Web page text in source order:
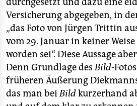
Versicherung abgegeben, in
„das Foto von Jürgen Trittin
vom 29. Januar in keiner
worden sei“. Diese Aussage
Denn Grundlage desBild-
früheren Äußerung
das man beiBildkurzerhand